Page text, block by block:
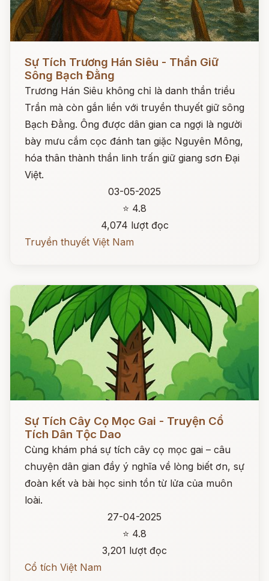
Sự Tích Trương Hán Siêu - Thần Giữ
Sông Bạch Đằng
Trương Hán Siêu không chỉ là danh thần triều
Trần mà còn gắn liền với truyền thuyết giữ sông
Bạch Đằng. Ông được dân gian ca ngợi là người
bày mưu cắm cọc đánh tan giặc Nguyên Mông,
hóa thân thành thần linh trấn giữ giang sơn Đại
Việt.
03-05-2025
⭐ 4.8
4,074 lượt đọc
Truyền thuyết Việt Nam
Sự Tích Cây Cọ Mọc Gai - Truyện Cổ
Tích Dân Tộc Dao
Cùng khám phá sự tích cây cọ mọc gai – câu
chuyện dân gian đầy ý nghĩa về lòng biết ơn, sự
đoàn kết và bài học sinh tồn từ lửa của muôn
loài.
27-04-2025
⭐ 4.8
3,201 lượt đọc
Cổ tích Việt Nam